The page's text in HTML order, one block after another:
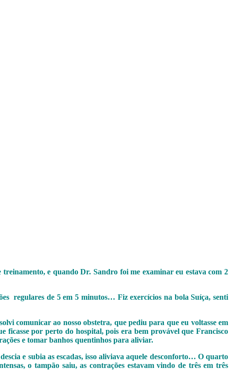
e quando Dr. Sandro foi me examinar eu estava com 2
regulares de 5 em 5 minutos… Fiz exercícios na bola Suíça, senti
comunicar ao nosso obstetra, que pediu para que eu voltasse em
ficasse por perto do hospital, pois era bem provável que Francisco
e tomar banhos quentinhos para aliviar.
e subia as escadas, isso aliviava aquele desconforto… O quarto
o tampão saiu, as contrações estavam vindo de três em três